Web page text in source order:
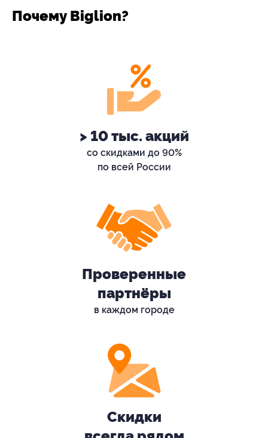
Почему Biglion?
> 10 тыс. акций
со скидками до 90%
по всей России
Проверенные
партнёры
в каждом городе
Скидки